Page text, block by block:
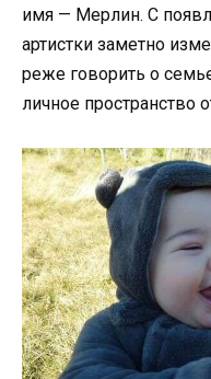
имя — Мерлин. С
артистки заметно
реже говорить о
личное пространство